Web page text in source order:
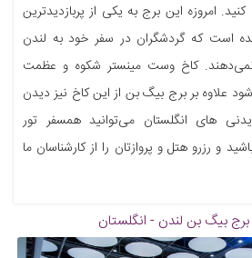
امروزه این برج به یکی از پربازدیدترین
است که گردشگران در سفر خود به لندن
نمی‌دهند. کاخ وست مینستر شکوه و عظمت
علاوه بر برج بیگ بن از این کاخ نیز دیدن
های انگلستان می‌توانید همسفر تور
و رزرو هتل و پروازتان را از کارشناسان ما
برج بیگ بن لندن - انگلستان